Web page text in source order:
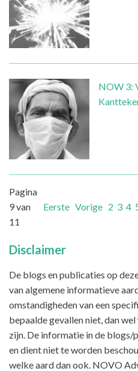
NOW 3:
Pagina
9 van
11
Eerste Vorige 2 3 4
Disclaimer
De blogs en publicaties op
van algemene informatieve
omstandigheden van een
bepaalde gevallen niet, dan
zijn. De informatie in de blogs/
en dient niet te worden
welke aard dan ook. NOVO